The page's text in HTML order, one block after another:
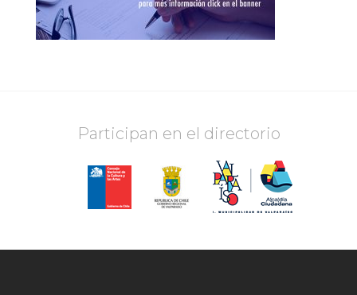
Participan en el directorio